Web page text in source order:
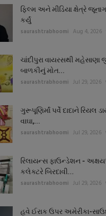
ફિલ્મ અને મીડિયા ક્ષેત્રે
કર્યું
saurashtrabhoomi Aug 4, 2026
ચાંદીપુરા વાયરસથી મહેસાણા
બાળકીનું મોત...
saurashtrabhoomi Jul 29, 2026
ગુરૂપૂણિર્માં પર્વે દાદાને રિયલ
વાઘા,...
saurashtrabhoomi Jul 29, 2026
રિલાયન્સ ફાઉન્ડેશન -
કલેક્ટરે બિરદાવી...
saurashtrabhoomi Jul 29, 2026
હવે ઈરાક ઉપર અમેરીકા-